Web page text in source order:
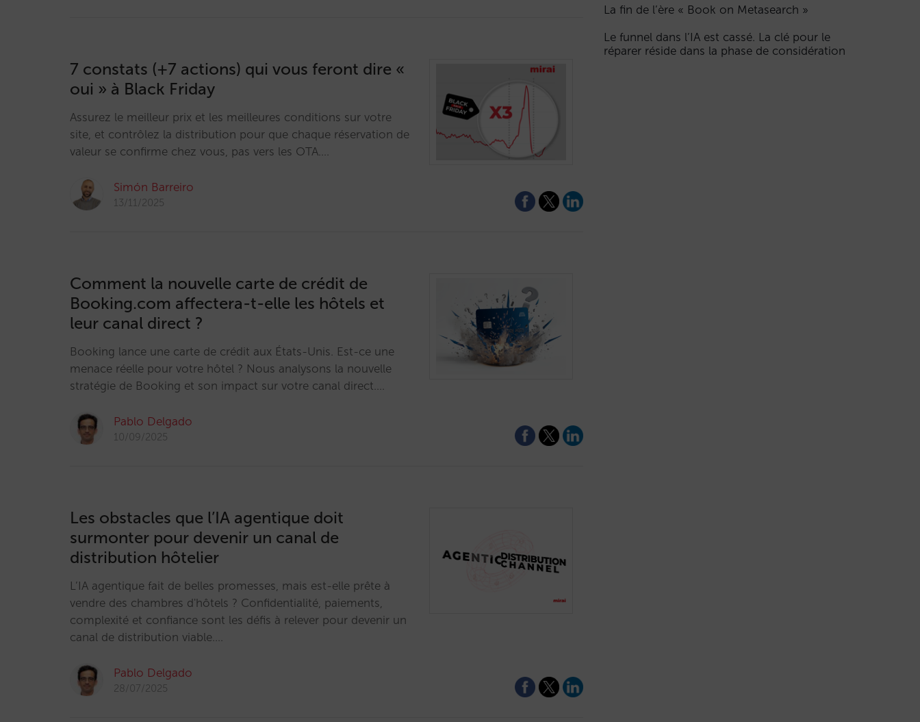
7 constats (+7 actions) qui vous feront dire «
oui » à Black Friday
Assurez le meilleur prix et les meilleures conditions sur votre
site, et contrôlez la distribution pour que chaque réservation de
valeur se confirme chez vous, pas vers les OTA.…
Simón Barreiro
13/11/2025
Comment la nouvelle carte de crédit de
Booking.com affectera-t-elle les hôtels et
leur canal direct ?
Booking lance une carte de crédit aux États-Unis. Est-ce une
menace réelle pour votre hôtel ? Nous analysons la nouvelle
stratégie de Booking et son impact sur votre canal direct.…
Pablo Delgado
10/09/2025
Les obstacles que l’IA agentique doit
surmonter pour devenir un canal de
distribution hôtelier
L’IA agentique fait de belles promesses, mais est-elle prête à
vendre des chambres d'hôtels ? Confidentialité, paiements,
complexité et confiance sont les défis à relever pour devenir un
canal de distribution viable.…
Pablo Delgado
28/07/2025
La fin de l’ère « Book on Metasearch »
Le funnel dans l’IA est cassé. La clé pour le
réparer réside dans la phase de considération